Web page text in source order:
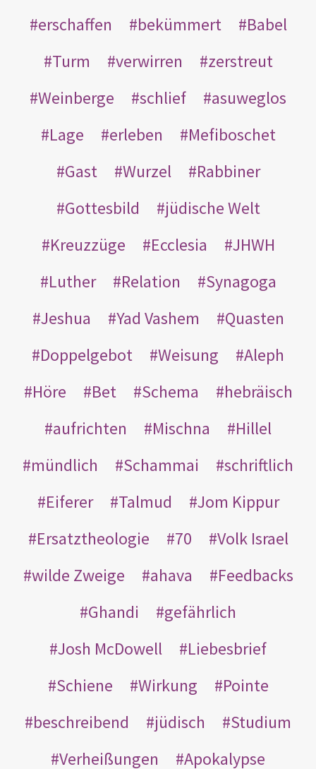
erschaffen
bekümmert
Babel
Turm
verwirren
zerstreut
Weinberge
schlief
asuweglos
Lage
erleben
Mefiboschet
Gast
Wurzel
Rabbiner
Gottesbild
jüdische Welt
Kreuzzüge
Ecclesia
JHWH
Luther
Relation
Synagoga
Jeshua
Yad Vashem
Quasten
Doppelgebot
Weisung
Aleph
Höre
Bet Schema
hebräisch
aufrichten
Mischna
Hillel
mündlich
Schammai
schriftlich
Eiferer
Talmud
Jom Kippur
Ersatztheologie
70
Volk Israel
wilde Zweige
ahava
Feedbacks
Ghandi
gefährlich
Josh McDowell
Liebesbrief
Schiene
Wirkung
Pointe
beschreibend
jüdisch
Studium
Verheißungen
Apokalypse